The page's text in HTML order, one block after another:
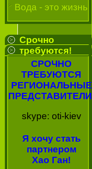
Вода - это жизнь
Срочно
требуются!
СРОЧНО
ТРЕБУЮТСЯ
РЕГИОНАЛЬНЫЕ
ПРЕДСТАВИТЕЛИ
skype: oti-kiev
Я хочу стать
партнером
Хао Ган!